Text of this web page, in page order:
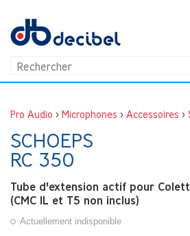
Pro Audio > Microphones > Accessoires >
SCHOEPS
RC 350
Tube d'extension actif pour
(CMC 1L et T5 non inclus)
Actuellement indisponible